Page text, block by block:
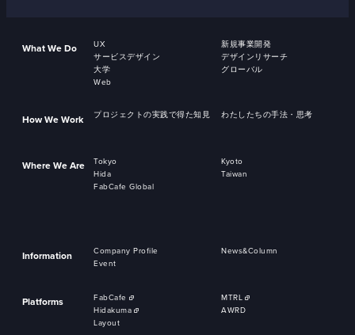
What We Do UX
新規事業開発
サービスデザイン
デザインリサーチ
大学
グローバル
Web
How We Work プロジェクトの実践で得た知見 わたしたちの手法・思考
Where We Are Tokyo
Kyoto
Hida
Taiwan
FabCafe Global
Information Company Profile
News&Column
Event
Platforms FabCafe
MTRL
Hidakuma
AWRD
Layout